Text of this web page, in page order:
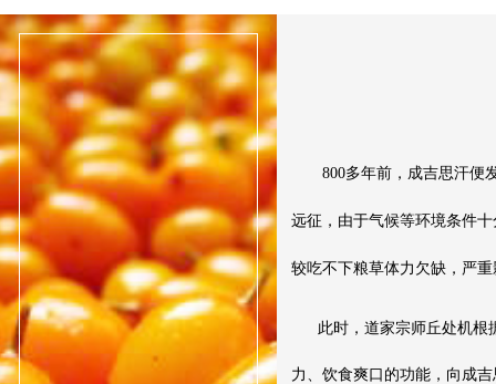
800多年前，成吉思汗便
远征，由于气候等环境条件
较吃不下粮草体力欠缺，严
此时，道家宗师丘处机根
力、饮食爽口的功能，向成